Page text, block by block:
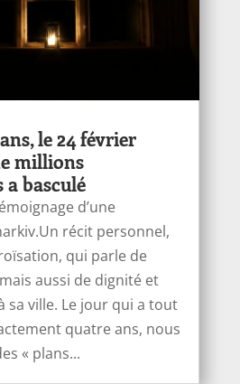
le 24 février
millions
a basculé
d’une
récit personnel,
qui parle de
aussi de dignité et
sa ville. Le jour qui a tout
quatre ans, nous
« plans...